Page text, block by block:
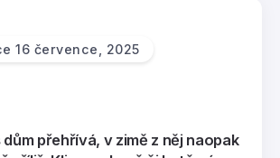
16 července, 2025
přehřívá, v zimě z něj naopak